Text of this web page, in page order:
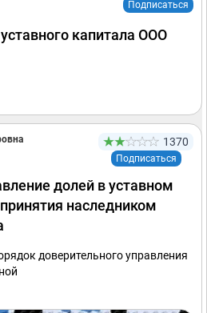
Подписаться
капитала ООО
1370
Подписаться
долей в уставном
наследником
доверительного управления